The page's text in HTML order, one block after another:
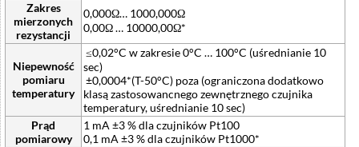
Zakres
mierzonych
rezystancji
0,000Ω… 1000,000Ω
0,00Ω … 10000,00Ω*
Niepewność
pomiaru
temperatury
≤0,02°C w zakresie 0°C … 100°C (uśrednianie 10
sec)
±0,0004*(T-50°C) poza (ograniczona dodatkowo
klasą zastosowancnego zewnętrznego czujnika
temperatury, uśrednianie 10 sec)
Prąd
pomiarowy
1 mA ±3 % dla czujników Pt100
0,1 mA ±3 % dla czujników Pt1000*